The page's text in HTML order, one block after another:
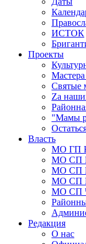
ИСТОК
Проекты
Святые
Zа
"Мамы
Власть
МО ГП
МО СП
МО СП
МО СП
МО СП
Редакция
О нас